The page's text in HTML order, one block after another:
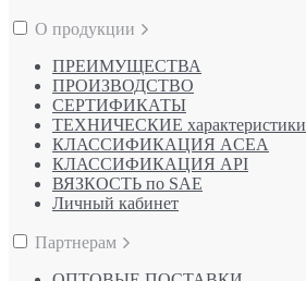
О продукции
ПРЕИМУЩЕСТВА
ПРОИЗВОДСТВО
СЕРТИФИКАТЫ
ТЕХНИЧЕСКИЕ характеристики
КЛАССИФИКАЦИЯ ACEA
КЛАССИФИКАЦИЯ API
ВЯЗКОСТЬ по SAE
Личный кабинет
Партнерам